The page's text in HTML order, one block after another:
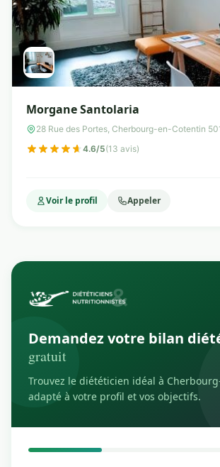
Morgane Santolaria
28 Rue des Portes, Cherbourg-en-Cotentin
4.6/5(13 avis)
Voir le profil Appeler
Demandez votre bilan
gratuit
Trouvez le diététicien idéal à
adapté à votre profil et vos objectifs.